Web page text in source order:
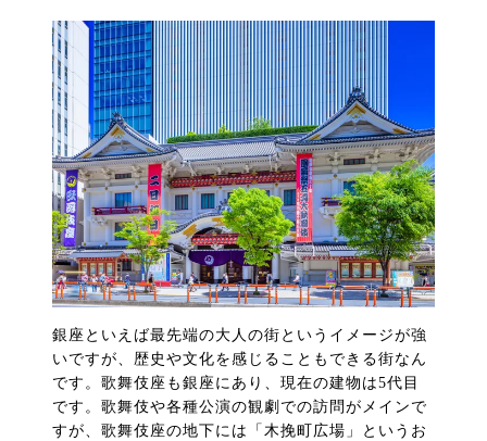
銀座といえば最先端の大人の街というイメージが強
いですが、歴史や文化を感じることもできる街なん
です。歌舞伎座も銀座にあり、現在の建物は5代目
です。歌舞伎や各種公演の観劇での訪問がメインで
すが、歌舞伎座の地下には「木挽町広場」というお